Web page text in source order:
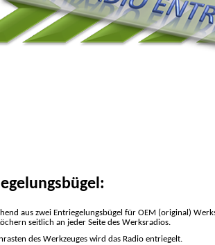
aus zwei Entriegelungsbügel für OEM (original)
seitlich an jeder Seite des Werksradios.
des Werkzeuges wird das Radio entriegelt.